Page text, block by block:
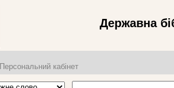
Державна
Персональний кабінет